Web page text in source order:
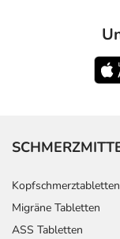
Kopfschmerztabletten
Migräne Tabletten
ASS Tabletten